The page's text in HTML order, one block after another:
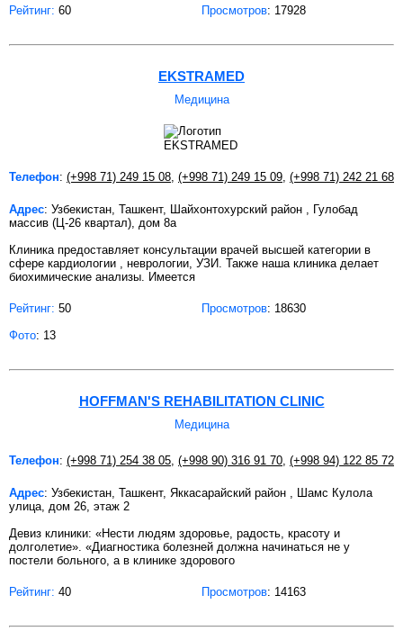
Рейтинг: 60 Просмотров: 17928
EKSTRAMED
Медицина
Телефон: (+998 71) 249 15 08, (+998 71) 249 15 09, (+998 71) 242 21 68
Адрес: Узбекистан, Ташкент, Шайхонтохурский район , Гулобад
массив (Ц-26 квартал), дом 8а
Клиника предоставляет консультации врачей высшей категории в
сфере кардиологии , неврологии, УЗИ. Также наша клиника делает
биохимические анализы. Имеется
Рейтинг: 50 Просмотров: 18630
Фото: 13
HOFFMAN'S REHABILITATION CLINIC
Медицина
Телефон: (+998 71) 254 38 05, (+998 90) 316 91 70, (+998 94) 122 85 72
Адрес: Узбекистан, Ташкент, Яккасарайский район , Шамс Кулола
улица, дом 26, этаж 2
Девиз клиники: «Нести людям здоровье, радость, красоту и
долголетие». «Диагностика болезней должна начинаться не у
постели больного, а в клинике здорового
Рейтинг: 40 Просмотров: 14163